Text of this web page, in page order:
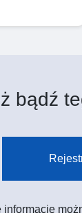
bądź
informacje